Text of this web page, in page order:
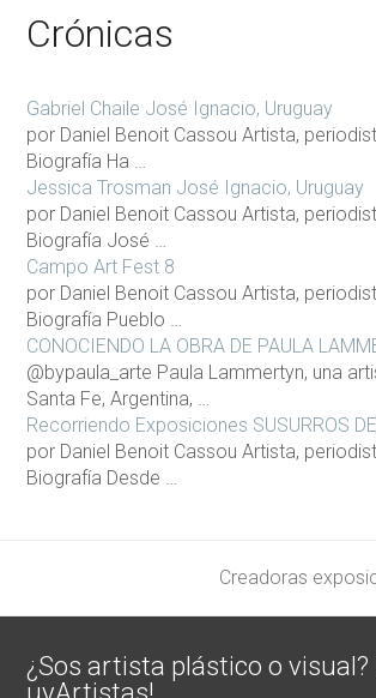
Crónicas
Gabriel Chaile José Ignacio, Uruguay
por Daniel Benoit Cassou Artista,
Biografía Ha …
Jessica Trosman José Ignacio, Uruguay
por Daniel Benoit Cassou Artista,
Biografía José …
Campo Art Fest 8
por Daniel Benoit Cassou Artista,
Biografía Pueblo …
CONOCIENDO LA OBRA DE PAULA
@bypaula_arte Paula Lammertyn, una
Santa Fe, Argentina, …
Recorriendo Exposiciones SUSURROS
por Daniel Benoit Cassou Artista,
Biografía Desde …
next
post:
Creadoras
¿Sos artista plástico o visual?